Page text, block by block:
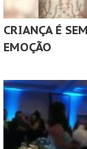
CRIANÇA É
EMOÇÃO